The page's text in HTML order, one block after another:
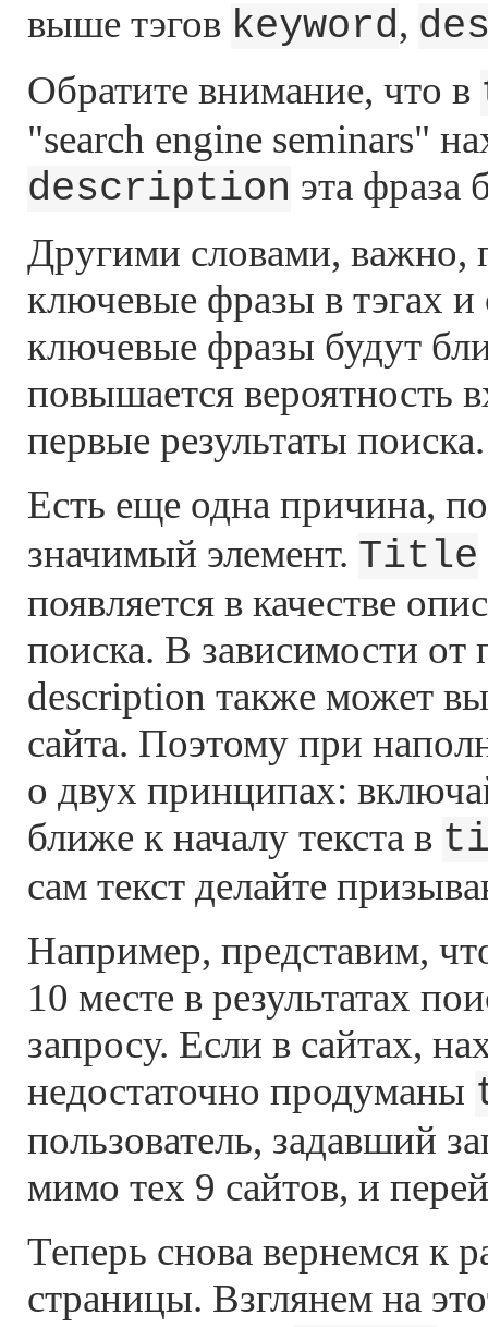
выше тэгов keyword,
Обратите внимание, что в
"search engine seminars"
description эта фраза
Другими словами, важно,
ключевые фразы в тэгах и
ключевые фразы будут
повышается вероятность
первые результаты поиска.
Есть еще одна причина,
значимый элемент. Title
появляется в качестве
поиска. В зависимости от
description также может
сайта. Поэтому при
о двух принципах:
ближе к началу текста в
сам текст делайте
Например, представим,
10 месте в результатах
запросу. Если в сайтах,
недостаточно продуманы
пользователь, задавший
мимо тех 9 сайтов, и
Теперь снова вернемся к
страницы. Взглянем на